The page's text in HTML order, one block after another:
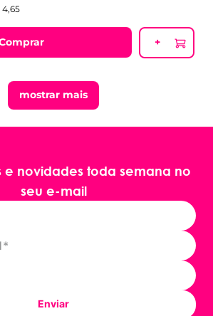
4,65
+
mostrar mais
novidades toda semana no
seu e-mail
Enviar